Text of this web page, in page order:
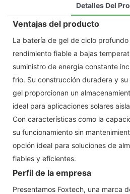
Detalles Del
Ventajas del producto
La batería de gel de ciclo
rendimiento fiable a bajas
suministro de energía constante
frío. Su construcción duradera y
gel proporcionan un
ideal para aplicaciones solares
Con características como la
su funcionamiento sin
opción ideal para soluciones de
fiables y eficientes.
Perfil de la empresa
Presentamos Foxtech, una marca